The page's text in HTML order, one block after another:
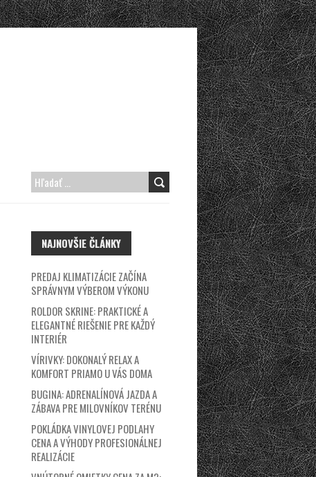
H
Ť
:
NAJNOVŠIE ČLÁNKY
PREDAJ KLIMATIZÁCIE ZAČÍNA
SPRÁVNYM VÝBEROM VÝKONU
ROLDOR SKRINE: PRAKTICKÉ A
ELEGANTNÉ RIEŠENIE PRE KAŽDÝ
INTERIÉR
VÍRIVKY: DOKONALÝ RELAX A
KOMFORT PRIAMO U VÁS DOMA
BUGINA: ADRENALÍNOVÁ JAZDA A
ZÁBAVA PRE MILOVNÍKOV TERÉNU
POKLÁDKA VINYLOVEJ PODLAHY
CENA A VÝHODY PROFESIONÁLNEJ
REALIZÁCIE